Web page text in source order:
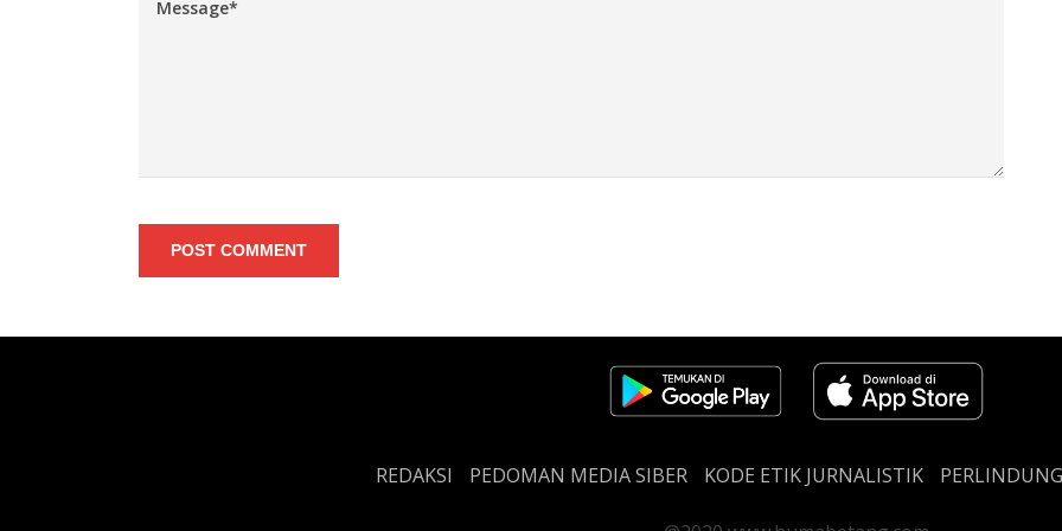
POST COMMENT
REDAKSI PEDOMAN MEDIA SIBER KODE ETIK JURNALISTIK